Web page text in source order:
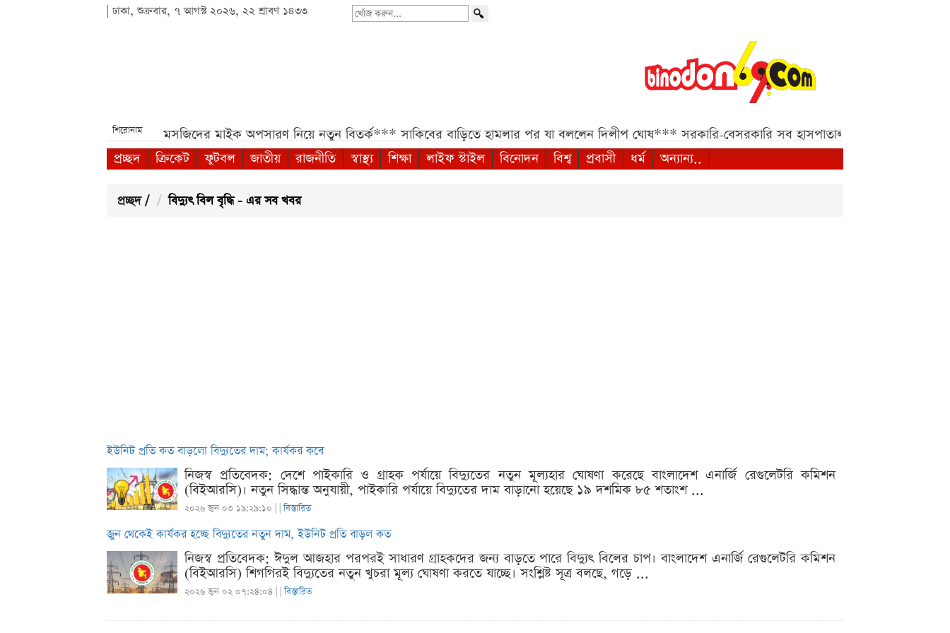
| ঢাকা, শুক্রবার, ৭ আগস্ট ২০২৬, ২২ শ্রাবণ ১৪৩৩
খোঁজ
শিরোনাম
পশ্চিমবঙ্গে মসজিদের মাইক অপসারণ নিয়ে নতুন বিতর্ক*** সাকিবের বাড়িতে হামলার পর যা বললেন দিলীপ ঘোষ*** সরকারি-বেসরকারি সব হাসপাতাল ও ক্লিনিকের জন্য
প্রচ্ছদ
ক্রিকেট ফুটবল জাতীয় রাজনীতি স্বাস্থ্য শিক্ষা লাইফ স্টাইল বিনোদন বিশ্ব প্রবাসী ধর্ম অন্যান্য..
প্রচ্ছদ / বিদ্যুৎ বিল বৃদ্ধি - এর সব খবর
ইউনিট প্রতি কত বাড়লো বিদ্যুতের দাম; কার্যকর কবে
নিজস্ব প্রতিবেদক: দেশে পাইকারি ও গ্রাহক পর্যায়ে বিদ্যুতের নতুন মূল্যহার ঘোষণা করেছে বাংলাদেশ এনার্জি রেগুলেটরি কমিশন
(বিইআরসি)। নতুন সিদ্ধান্ত অনুযায়ী, পাইকারি পর্যায়ে বিদ্যুতের দাম বাড়ানো হয়েছে ১৯ দশমিক ৮৫ শতাংশ ...
২০২৬ জুন ০৩ ১৯:২৯:১০ | |বিস্তারিত
জুন থেকেই কার্যকর হচ্ছে বিদ্যুতের নতুন দাম, ইউনিট প্রতি বাড়ল কত
নিজস্ব প্রতিবেদক: ঈদুল আজহার পরপরই সাধারণ গ্রাহকদের জন্য বাড়তে পারে বিদ্যুৎ বিলের চাপ। বাংলাদেশ এনার্জি রেগুলেটরি কমিশন
(বিইআরসি) শিগগিরই বিদ্যুতের নতুন খুচরা মূল্য ঘোষণা করতে যাচ্ছে। সংশ্লিষ্ট সূত্র বলছে, গড়ে ...
২০২৬ জুন ০২ ০৭:২৪:০৪ | |বিস্তারিত